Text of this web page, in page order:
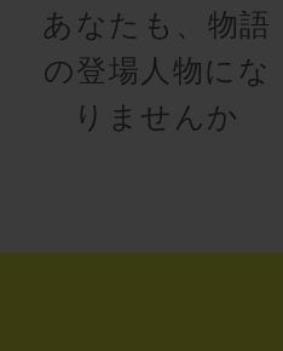
あなたも、物語
の登場人物にな
りませんか